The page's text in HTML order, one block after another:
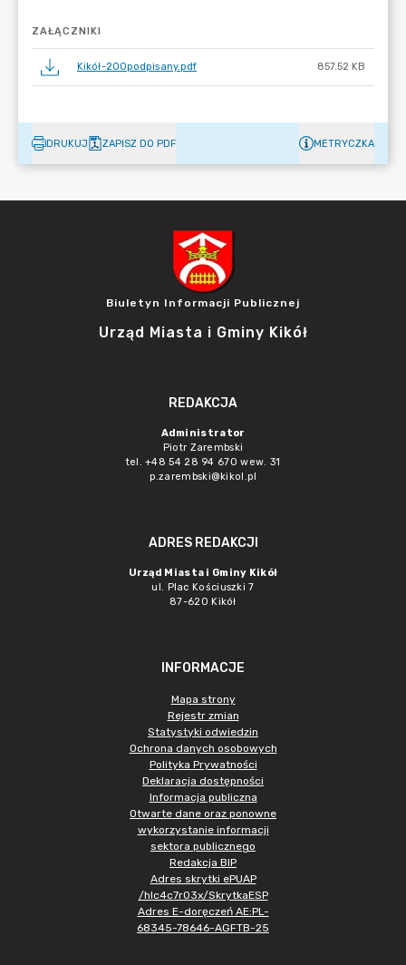
ZAŁĄCZNIKI
Kikół-200podpisany.pdf 857.52 KB
DRUKUJ ZAPISZ DO PDF METRYCZKA
Biuletyn Informacji Publicznej
Urząd Miasta i Gminy Kikół
REDAKCJA
Administrator
Piotr Zarembski
tel. +48 54 28 94 670 wew. 31
p.zarembski@kikol.pl
ADRES REDAKCJI
Urząd Miasta i Gminy Kikół
ul. Plac Kościuszki 7
87-620 Kikół
INFORMACJE
Mapa strony
Rejestr zmian
Statystyki odwiedzin
Ochrona danych osobowych
Polityka Prywatności
Deklaracja dostępności
Informacja publiczna
Otwarte dane oraz ponowne
wykorzystanie informacji
sektora publicznego
Redakcja BIP
Adres skrytki ePUAP
/hlc4c7r03x/SkrytkaESP
Adres E-doręczeń AE:PL-
68345-78646-AGFTB-25